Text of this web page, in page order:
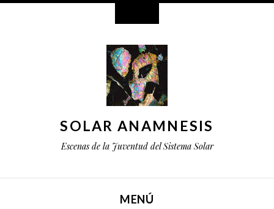
SOLAR ANAMNESIS
Escenas de la Juventud del Sistema Solar
MENÚ